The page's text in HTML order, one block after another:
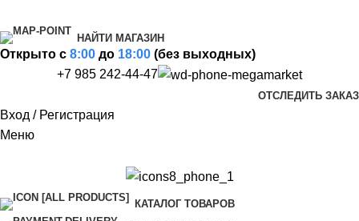
НАЙТИ МАГАЗИН
Открыто c 8:00 до 18:00 (без выходных)
+7 985 242-44-47
ОТСЛЕДИТЬ ЗАКАЗ
Вход / Регистрация
Меню
КАТАЛОГ ТОВАРОВ